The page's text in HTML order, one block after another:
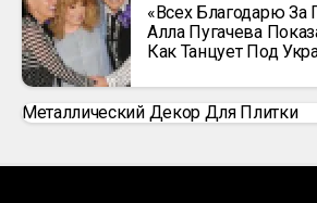
«Всех Благодарю За
Алла Пугачева
Как Танцует Под
Металлический Декор Для Плитки